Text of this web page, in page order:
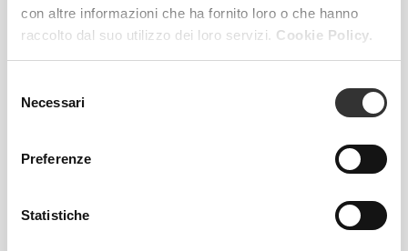
con altre informazioni che ha fornito loro o che hanno
raccolto dal suo utilizzo dei loro servizi. Cookie Policy.
delNecessari
Preferenze
Statistiche